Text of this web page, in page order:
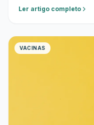
Ler artigo completo
VACINAS